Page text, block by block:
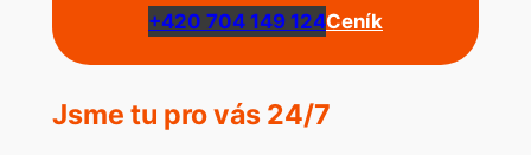
+420 704 149 124Ceník
Jsme tu pro vás 24/7